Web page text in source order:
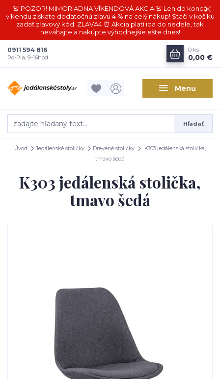
🚨 POZOR! MIMORIADNA VÍKENDOVÁ AKCIA 🚨 Len do konca
víkendu získate dodatočnú zľavu 4 % na celý nákup! Stačí v košíku
zadať zľavový kód: ZLAVA4 ⏰ Akcia platí iba do nedele, tak
neváhajte a nakúpte výhodnejšie ešte dnes!
Menu
Hľadať
0911 594 816
Po-Pia, 9-16hod
0 ks
0,00 €
Úvod Jedálenské stoličky Drevené stoličky
K303 jedálenská stolička,
tmavo šedá
K303 jedálenská stolička,
tmavo šedá